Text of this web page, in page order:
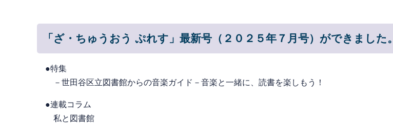
「ざ・ちゅうおう ぷれす」最新号（２０２５年７月号）ができました。
●特集
－世田谷区立図書館からの音楽ガイド－音楽と一緒に、読書を楽しもう！
●連載コラム
私と図書館